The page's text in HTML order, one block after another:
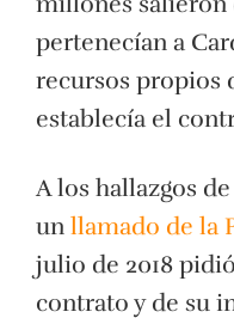
pertenecían a
recursos propios
establecía el
A los hallazgos
un llamado de la
julio de 2018
contrato y de su